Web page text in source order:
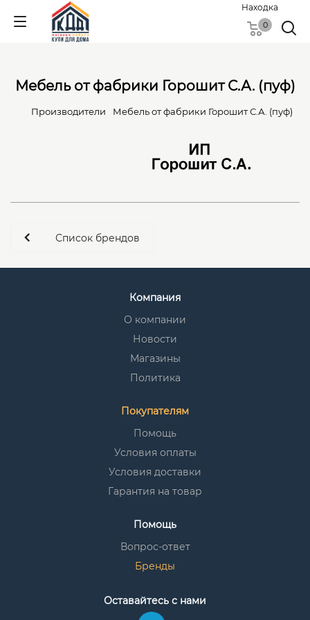
Находка
0
Мебель от фабрики Горошит С.А. (пуф)
Производители Мебель от фабрики Горошит С.А. (пуф)
Список брендов
Компания
О компании
Новости
Магазины
Политика
Покупателям
Помощь
Условия оплаты
Условия доставки
Гарантия на товар
Помощь
Вопрос-ответ
Бренды
Оставайтесь с нами